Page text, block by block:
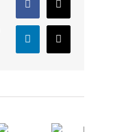
Facebook
X
LinkedInE-
post